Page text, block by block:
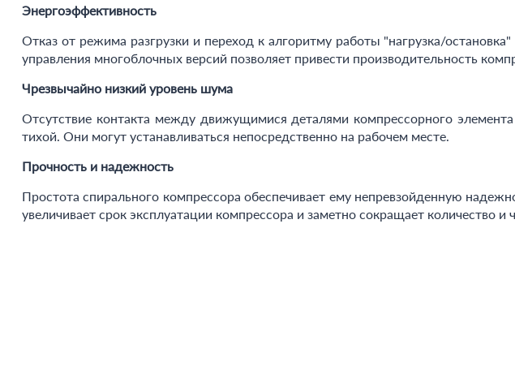
Энергоэффективность
Отказ от режима разгрузки и переход к алгоритму работы "нагрузка/
управления многоблочных версий позволяет привести производительность
Чрезвычайно низкий уровень шума
Отсутствие контакта между движущимися деталями компрессорного
тихой. Они могут устанавливаться непосредственно на рабочем месте.
Прочность и надежность
Простота спирального компрессора обеспечивает ему непревзойденную
увеличивает срок эксплуатации компрессора и заметно сокращает количество